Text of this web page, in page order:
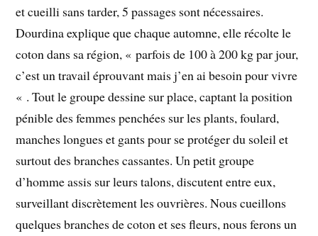
et cueilli sans tarder, 5 passages sont nécessaires.
Dourdina explique que chaque automne, elle récolte le
coton dans sa région, « parfois de 100 à 200 kg par jour,
c’est un travail éprouvant mais j’en ai besoin pour vivre
« . Tout le groupe dessine sur place, captant la position
pénible des femmes penchées sur les plants, foulard,
manches longues et gants pour se protéger du soleil et
surtout des branches cassantes. Un petit groupe
d’homme assis sur leurs talons, discutent entre eux,
surveillant discrètement les ouvrières. Nous cueillons
quelques branches de coton et ses fleurs, nous ferons un